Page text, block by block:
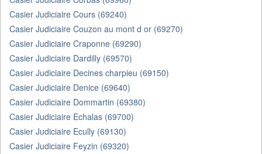
Casier Judiciaire Cours (69240)
Casier Judiciaire Couzon au mont d or (69270)
Casier Judiciaire Craponne (69290)
Casier Judiciaire Dardilly (69570)
Casier Judiciaire Decines charpieu (69150)
Casier Judiciaire Denice (69640)
Casier Judiciaire Dommartin (69380)
Casier Judiciaire Echalas (69700)
Casier Judiciaire Ecully (69130)
Casier Judiciaire Feyzin (69320)